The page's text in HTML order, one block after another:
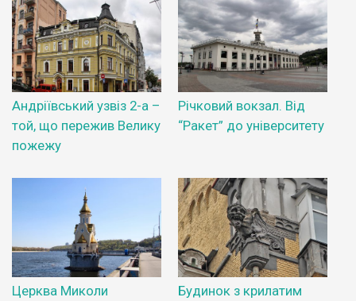
Андріївський узвіз 2-а –
той, що пережив Велику
пожежу
Річковий вокзал. Від
“Ракет” до університету
Церква Миколи
Будинок з крилатим